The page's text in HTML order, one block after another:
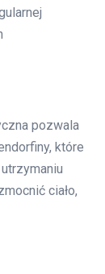
pozwala
które
ciało,